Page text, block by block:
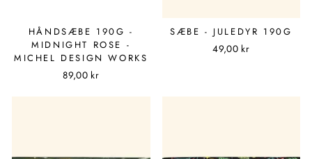
HÅNDSÆBE 190G -
MIDNIGHT ROSE -
MICHEL DESIGN WORKS
89,00 kr
SÆBE - JULEDYR 190G
49,00 kr